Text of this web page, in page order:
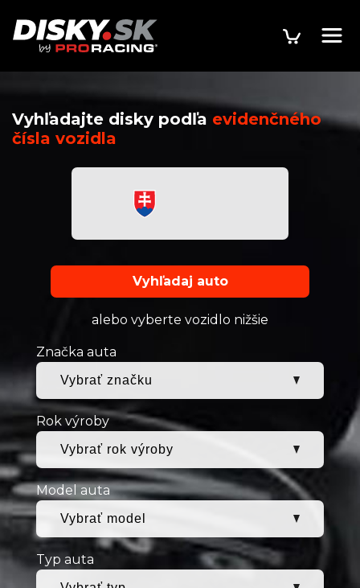
Vyhľadajte disky podľa evidenčného
čísla vozidla
Vyhľadaj auto
alebo vyberte vozidlo nižšie
Značka auta
Rok výroby
Model auta
Typ auta